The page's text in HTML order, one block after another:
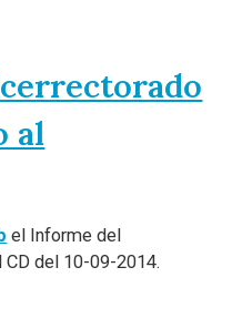
al
el Informe del
del 10-09-2014.